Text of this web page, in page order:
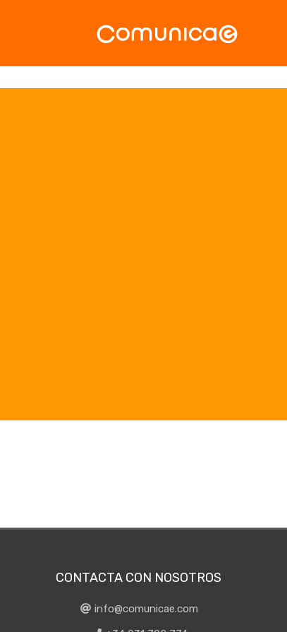
CONTACTA CON NOSOTROS
info@comunicae.com